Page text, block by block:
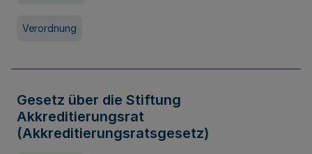
Verordnung
Gesetz über die Stiftung
Akkreditierungsrat
(Akkreditierungsratsgesetz)